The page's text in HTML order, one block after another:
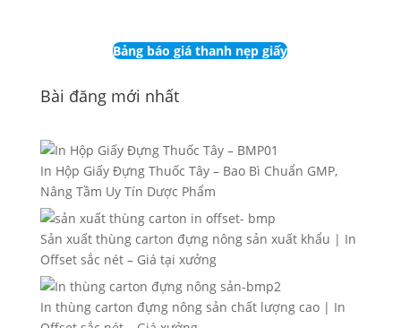
Bảng báo giá thanh nẹp giấy
Bài đăng mới nhất
In Hộp Giấy Đựng Thuốc Tây – Bao Bì Chuẩn GMP,
Nâng Tầm Uy Tín Dược Phẩm
Sản xuất thùng carton đựng nông sản xuất khẩu | In
Offset sắc nét – Giá tại xưởng
In thùng carton đựng nông sản chất lượng cao | In